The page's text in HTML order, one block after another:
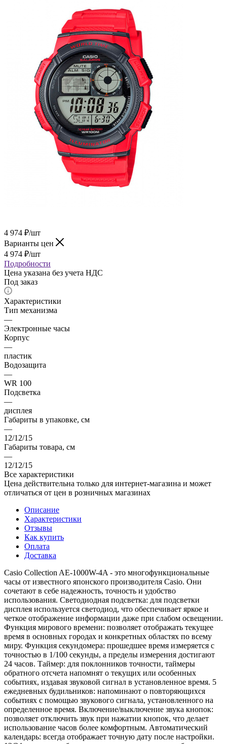
4 974 ₽/шт
Варианты цен
4 974 ₽/шт
Подробности
Цена указана без учета НДС
Под заказ
Характеристики
Тип механизма
—
Электронные часы
Корпус
—
пластик
Водозащита
—
WR 100
Подсветка
—
дисплея
Габариты в упаковке, см
—
12/12/15
Габариты товара, см
—
12/12/15
Все характеристики
Цена действительна только для интернет-магазина и может
отличаться от цен в розничных магазинах
Описание
Характеристики
Отзывы
Как купить
Оплата
Доставка
Casio Collection AE-1000W-4A - это многофункциональные
часы от известного японского производителя Casio. Они
сочетают в себе надежность, точность и удобство
использования. Светодиодная подсветка: для подсветки
дисплея используется светодиод, что обеспечивает яркое и
четкое отображение информации даже при слабом освещении.
Функция мирового времени: позволяет отображать текущее
время в основных городах и конкретных областях по всему
миру. Функция секундомера: прошедшее время измеряется с
точностью в 1/100 секунды, а пределы измерения достигают
24 часов. Таймер: для поклонников точности, таймеры
обратного отсчета напомнят о текущих или особенных
событиях, издавая звуковой сигнал в установленное время. 5
ежедневных будильников: напоминают о повторяющихся
событиях с помощью звукового сигнала, установленного на
определенное время. Включение/выключение звука кнопок:
позволяет отключить звук при нажатии кнопок, что делает
использование часов более комфортным. Автоматический
календарь: всегда отображает точную дату после настройки.